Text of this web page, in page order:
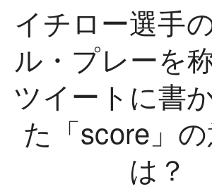
イチロー選手
ル・プレーを
ツイートに書
た「score」
は？